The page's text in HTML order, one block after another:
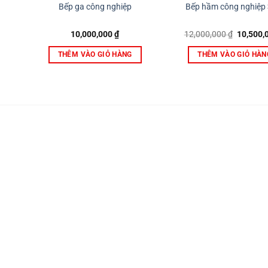
Bếp ga công nghiệp
10,000,000₫
THÊM VÀO GIỎ HÀNG
Bếp hầm công nghiệp
12,000,000₫ Giá
là:
THÊM VÀO GIỎ